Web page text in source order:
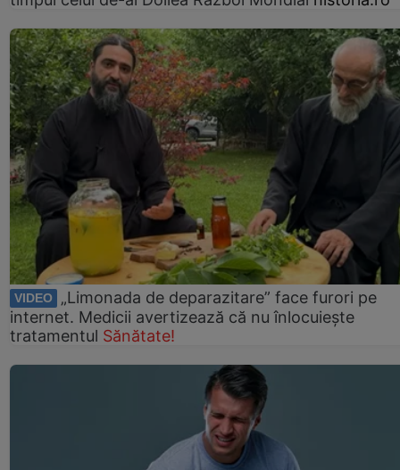
VIDEO
„Limonada de deparazitare” face furori pe
internet. Medicii avertizează că nu înlocuiește
tratamentul Sănătate!